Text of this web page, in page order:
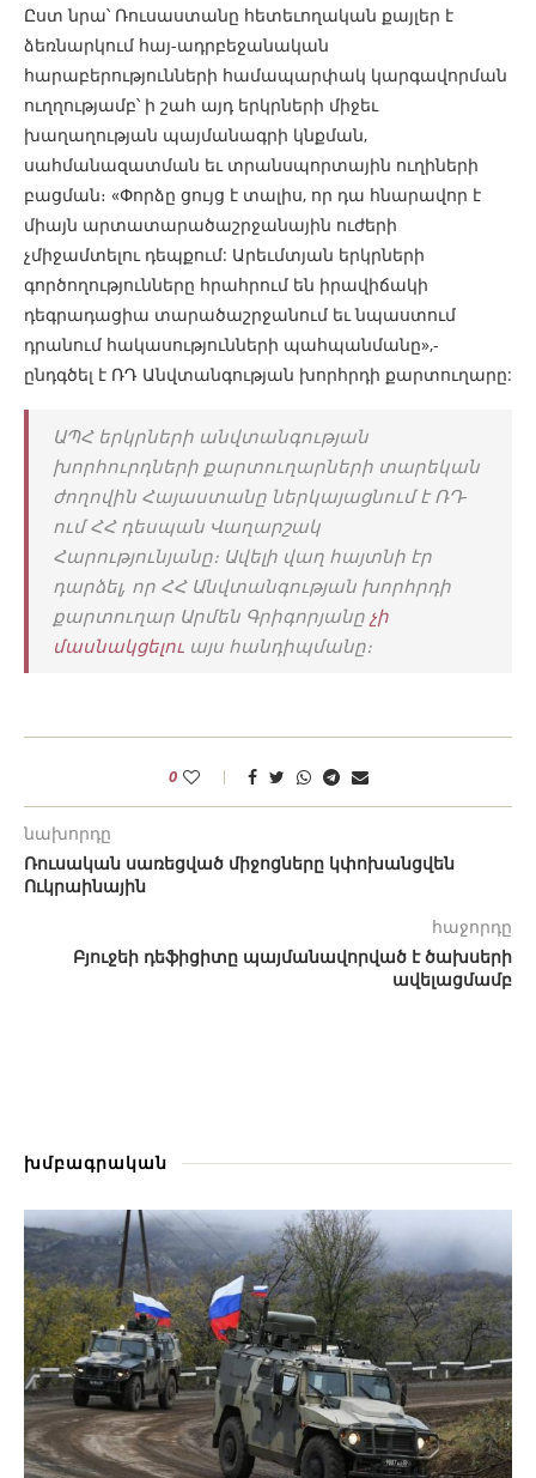
Ըստ նրա՝ Ռուսաստանը հետեւողական քայլեր է
ձեռնարկում հայ-ադրբեջանական
հարաբերությունների համապարփակ կարգավորման
ուղղությամբ՝ ի շահ այդ երկրների միջեւ
խաղաղության պայմանագրի կնքման,
սահմանազատման եւ տրանսպորտային ուղիների
բացման։ «Փորձը ցույց է տալիս, որ դա հնարավոր է
միայն արտատարածաշրջանային ուժերի
չմիջամտելու դեպքում: Արեւմտյան երկրների
գործողությունները հրահրում են իրավիճակի
դեգրադացիա տարածաշրջանում եւ նպաստում
դրանում հակասությունների պահպանմանը»,-
ընդգծել է ՌԴ Անվտանգության խորհրդի քարտուղարը:
ԱՊՀ երկրների անվտանգության
խորհուրդների քարտուղարների տարեկան
ժողովին Հայաստանը ներկայացնում է ՌԴ-
ում ՀՀ դեսպան Վաղարշակ
Հարությունյանը։ Ավելի վաղ հայտնի էր
դարձել, որ ՀՀ Անվտանգության խորհրդի
քարտուղար Արմեն Գրիգորյանը չի
մասնակցելու այս հանդիպմանը։
0
նախորդը
Ռուսական սառեցված միջոցները կփոխանցվեն
Ուկրաինային
հաջորդը
Բյուջեի դեֆիցիտը պայմանավորված է ծախսերի
ավելացմամբ
խմբագրական